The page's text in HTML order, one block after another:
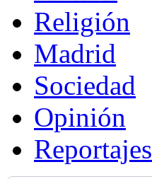
Religión
Madrid
Sociedad
Opinión
Reportajes